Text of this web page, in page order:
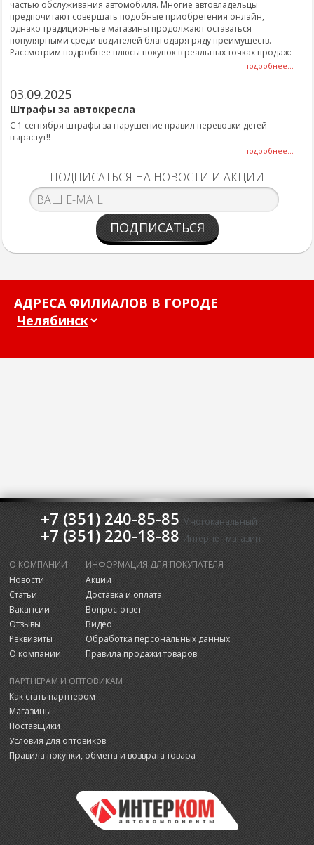
частью обслуживания автомобиля. Многие автовладельцы
предпочитают совершать подобные приобретения онлайн,
однако традиционные магазины продолжают оставаться
популярными среди водителей благодаря ряду преимуществ.
Рассмотрим подробнее плюсы покупок в реальных точках продаж:
подробнее...
03.09.2025
Штрафы за автокресла
С 1 сентября штрафы за нарушение правил перевозки детей
вырастут!!
подробнее...
ПОДПИСАТЬСЯ НА НОВОСТИ И АКЦИИ
ПОДПИСАТЬСЯ
АДРЕСА ФИЛИАЛОВ В ГОРОДЕ
+7 (351) 240-85-85 Многоканальный
+7 (351) 220-18-88 Интернет-магазин
О КОМПАНИИ
Новости
Статьи
Вакансии
Отзывы
Реквизиты
О компании
ИНФОРМАЦИЯ ДЛЯ ПОКУПАТЕЛЯ
Акции
Доставка и оплата
Вопрос-ответ
Видео
Обработка персональных данных
Правила продажи товаров
ПАРТНЕРАМ И ОПТОВИКАМ
Как стать партнером
Магазины
Поставщики
Условия для оптовиков
Правила покупки, обмена и возврата товара